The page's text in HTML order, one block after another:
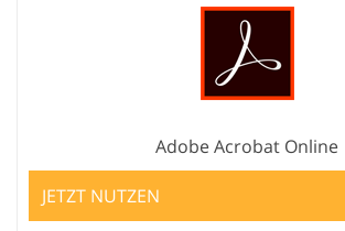
Adobe Acrobat Online
JETZT NUTZEN